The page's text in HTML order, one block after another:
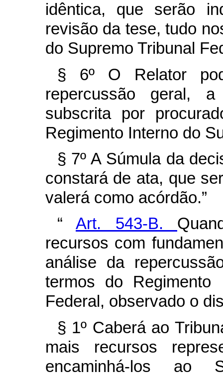
idêntica, que serão
revisão da tese, tudo
do Supremo Tribunal
§ 6º O Relator
repercussão geral,
subscrita por
Regimento Interno do
§ 7º A Súmula da
constará de ata, que
valerá como acórdão.”
“Art. 543-B.
recursos com
análise da
termos do Regimento
Federal, observado o
§ 1º Caberá ao
mais recursos
encaminhá-los ao